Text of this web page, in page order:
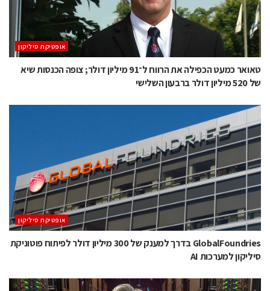
אופטיקת סיליקון
טאואר כמעט הכפילה את הרווח ל־91 מיליון דולר; צופה הכנסות שיא
של 520 מיליון דולר ברבעון השלישי
אופטיקת סיליקון
GlobalFoundries בדרך למענק של 300 מיליון דולר לפיתוח פוטוניקת
סיליקון למערכות AI